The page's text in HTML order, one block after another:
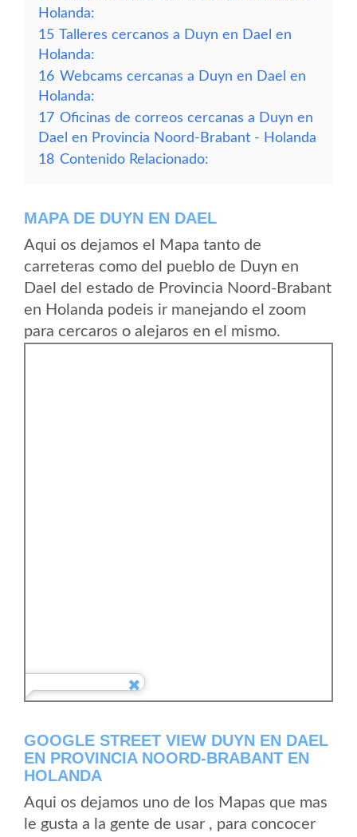
Holanda:
15 Talleres cercanos a Duyn en Dael en
Holanda:
16 Webcams cercanas a Duyn en Dael en
Holanda:
17 Oficinas de correos cercanas a Duyn en
Dael en Provincia Noord-Brabant - Holanda
18 Contenido Relacionado:
MAPA DE DUYN EN DAEL
Aqui os dejamos el Mapa tanto de
carreteras como del pueblo de Duyn en
Dael del estado de Provincia Noord-Brabant
en Holanda podeis ir manejando el zoom
para cercaros o alejaros en el mismo.
GOOGLE STREET VIEW DUYN EN DAEL
EN PROVINCIA NOORD-BRABANT EN
HOLANDA
Aqui os dejamos uno de los Mapas que mas
le gusta a la gente de usar , para concocer